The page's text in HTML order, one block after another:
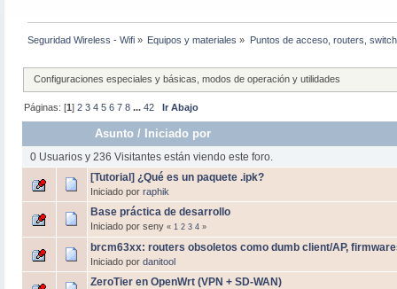
Seguridad Wireless - Wifi » Equipos y materiales » Puntos de acceso, routers,
Configuraciones especiales y básicas, modos de operación y utilidades
Páginas: [1]2 3 4 5 6 7 8 ...42 Ir Abajo
Asunto / Iniciado por
0 Usuarios y 236 Visitantes están viendo este foro.
[Tutorial] ¿Qué es un paquete .ipk?
Iniciado por raphik
Base práctica de desarrollo
Iniciado por seny « 1 2 3 4»
brcm63xx: routers obsoletos como dumb client/AP,
Iniciado por danitool
ZeroTier en OpenWrt (VPN + SD-WAN)